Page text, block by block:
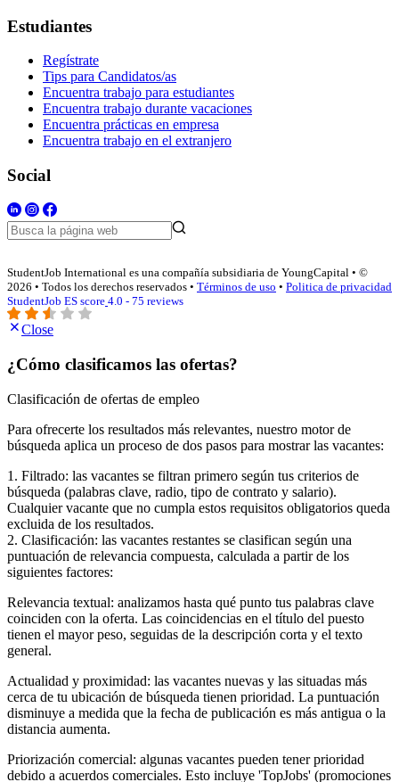
Estudiantes
Regístrate
Tips para Candidatos/as
Encuentra trabajo para estudiantes
Encuentra trabajo durante vacaciones
Encuentra prácticas en empresa
Encuentra trabajo en el extranjero
Social
StudentJob International es una compañía subsidiaria de YoungCapital • ©
2026 • Todos los derechos reservados • Términos de uso • Politica de privacidad
StudentJob ES score 4.0 - 75 reviews
Close
¿Cómo clasificamos las ofertas?
Clasificación de ofertas de empleo
Para ofrecerte los resultados más relevantes, nuestro motor de
búsqueda aplica un proceso de dos pasos para mostrar las vacantes:
1. Filtrado: las vacantes se filtran primero según tus criterios de
búsqueda (palabras clave, radio, tipo de contrato y salario).
Cualquier vacante que no cumpla estos requisitos obligatorios queda
excluida de los resultados.
2. Clasificación: las vacantes restantes se clasifican según una
puntuación de relevancia compuesta, calculada a partir de los
siguientes factores:
Relevancia textual: analizamos hasta qué punto tus palabras clave
coinciden con la oferta. Las coincidencias en el título del puesto
tienen el mayor peso, seguidas de la descripción corta y el texto
general.
Actualidad y proximidad: las vacantes nuevas y las situadas más
cerca de tu ubicación de búsqueda tienen prioridad. La puntuación
disminuye a medida que la fecha de publicación es más antigua o la
distancia aumenta.
Priorización comercial: algunas vacantes pueden tener prioridad
debido a acuerdos comerciales. Esto incluye 'TopJobs' (promociones